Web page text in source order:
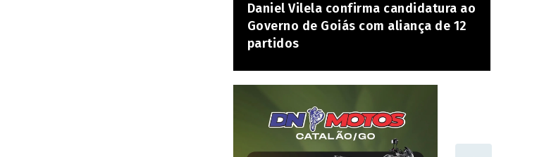
Daniel Vilela confirma candidatura ao
Governo de Goiás com aliança de 12
partidos